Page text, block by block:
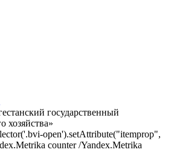
государственный
хозяйства»
open').setAttribute("itemprop",
counter/Yandex.Metrika